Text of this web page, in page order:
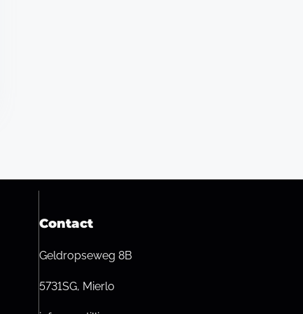
Contact
Geldropseweg 8B
5731SG, Mierlo